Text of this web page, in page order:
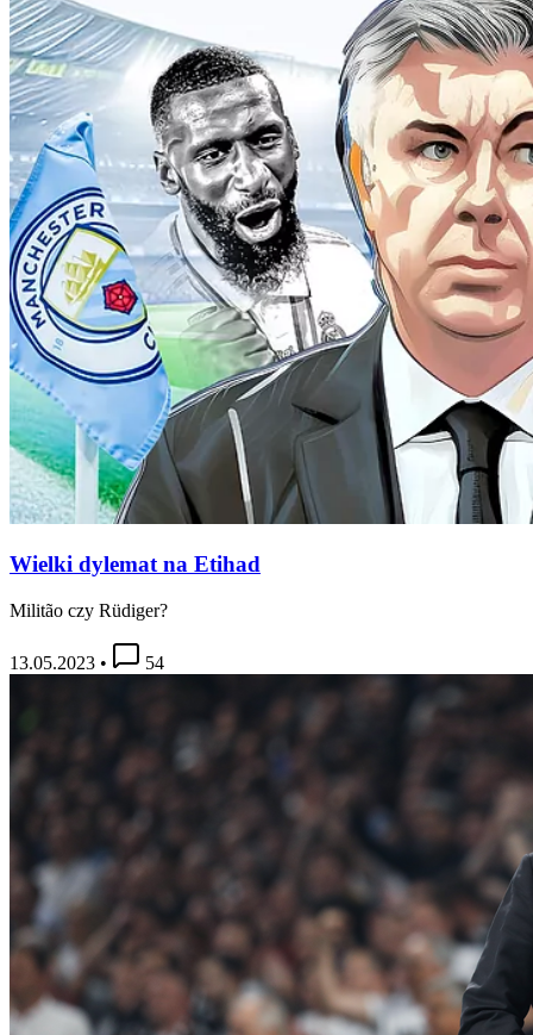
Wielki dylemat na Etihad
Militão czy Rüdiger?
13.05.2023 • 54